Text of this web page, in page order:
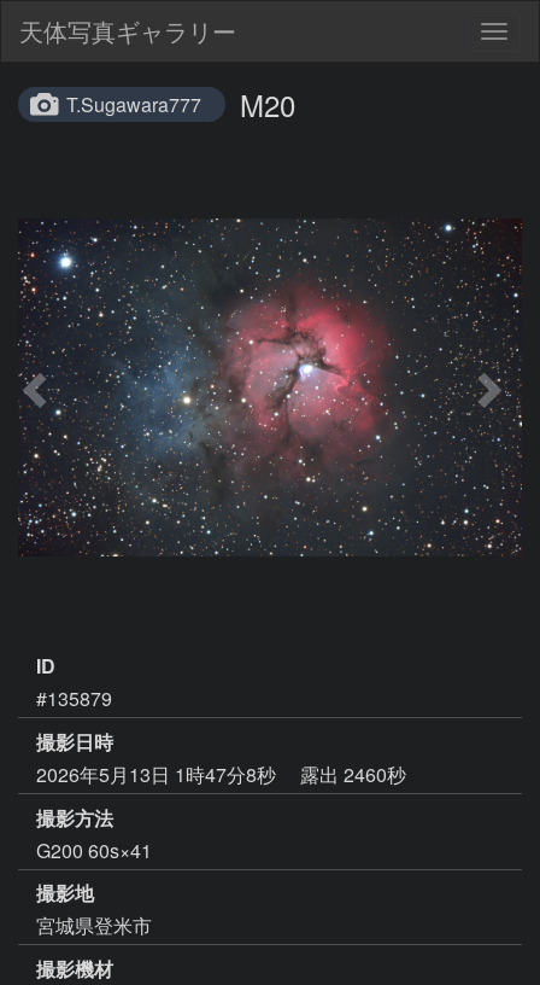
天体写真ギャラリー
T.Sugawara777 M20
ID
#135879
撮影日時
2026年5月13日 1時47分8秒
露出 2460秒
撮影方法
G200 60s×41
撮影地
宮城県登米市
撮影機材